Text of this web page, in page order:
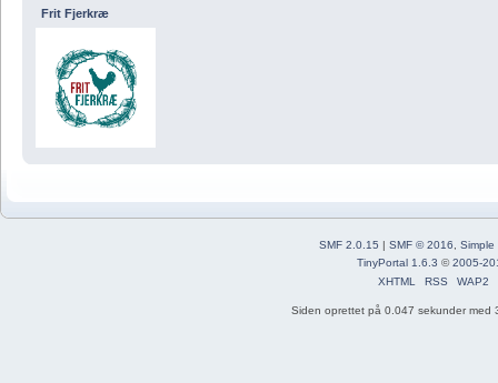
Frit Fjerkræ
SMF 2.0.15 | SMF © 2016
Simple
TinyPortal 1.6.3 ©2005-
XHTML
RSS WAP2
Siden oprettet på 0.047 sekunder med